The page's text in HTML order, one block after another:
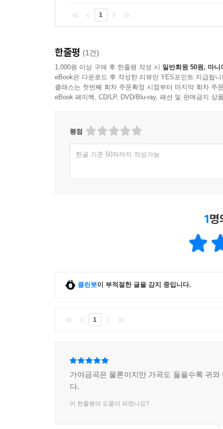
1
한줄평 (1건)
1,000원 이상 구매 후 한줄평 작성 시 일반회원 50원, 마니
eBook은 다운로드 후 작성한 리뷰만 YES포인트 지급됩니
클래스는 첫번째 회차 주문확정 시점부터 마지막 회차 주
eBook 페이백, CD/LP, DVD/Blu-ray, 패션 및 판매금지 상
평점
한글 기준 50자까지 작성가능
1명
클린봇이 부적절한 글을 감지 중입니다.
1
가야금곡은 물론이지만 가곡도 들을수록 귀와
다.
이 한줄평이 도움이 되었나요?